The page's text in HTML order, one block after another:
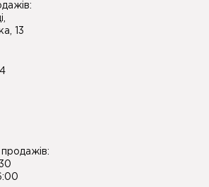
13
продажів: